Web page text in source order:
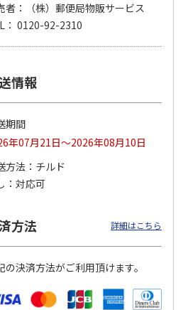
【グリーティング切
円…
4.8（11）
5,500円
4.6（7）
11,000円
者：（株）郵便局物販サービス
： 0120-92-2310
情報
期間
年07月21日～2026年08月10日
方法
チルド
対応可
方法 詳細はこちら
の決済方法がご利用頂けます。